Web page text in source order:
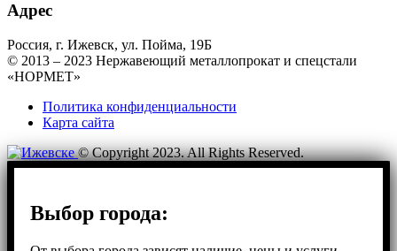
Адрес
Россия, г. Ижевск, ул. Пойма, 19Б
© 2013 – 2023 Нержавеющий металлопрокат и спецстали
«НОРМЕТ»
Политика конфиденциальности
Карта сайта
© Copyright 2023. All Rights Reserved.
Выбор города: